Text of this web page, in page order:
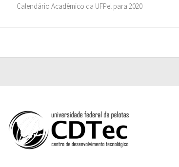
Calendário Acadêmico da UFPel para 2020